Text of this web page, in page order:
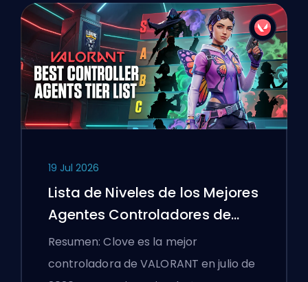
19 Jul 2026
Lista de Niveles de los Mejores
Agentes Controladores de
VALORANT
Resumen: Clove es la mejor
controladora de VALORANT en julio de